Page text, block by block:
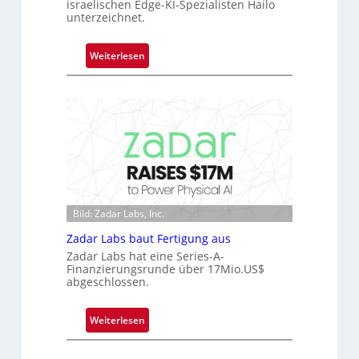
r
n
m
m
r
k
V
i
s
i
o
n
israelischen Edge-KI-Spezialisten Hailo
unterzeichnet.
Weiterlesen:
M
o
c
h
i
p
p
l
a
n
t
Ü
b
e
Bild: Zadar Labs, Inc.
Zadar Labs baut Fertigung aus
Zadar Labs hat eine Series-A-
Finanzierungsrunde über 17Mio.US$
abgeschlossen.
Weiterlesen:
Z